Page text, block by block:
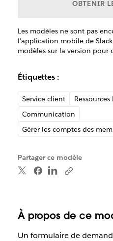
OBTENIR
Les modèles ne sont pas
l’application mobile de
modèles sur la version pour
Étiquettes :
Service client
Communication
Gérer les comptes des
Partager ce modèle
À propos de ce
Un formulaire de